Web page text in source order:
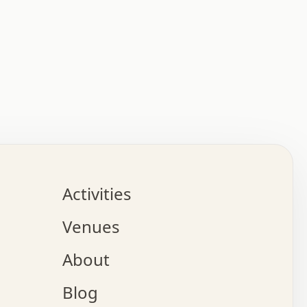
.   .   .   .   .   .   .   .   x   .   .   .   .
o   .   .   .   .   .   .   .   .   x   .   .   .
.   .   .   :   .   .   .   x   .   .   .   :   .
.   .   .   +   .   .   .   .   .   .   .   .   x
.   .   x   .   .   .   .   .   .   :   .   .   .
.   .   .   .   .   +   .   .   .   .   x   .   .
.   .   .   .   x   .   .   o   .   .   .   .   .
.   .   .   .   .   .   .   .   .   .   .   .   .
Activities
Venues
About
Blog